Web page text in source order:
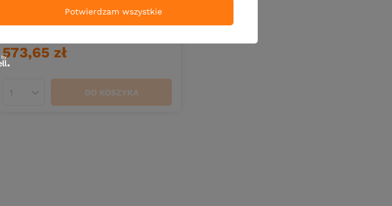
Kołowrotek Daiwa 22 Prorex V LT
4000-C
573,65 zł
Ilość produktów DO KOSZYKA
Potwierdzam wszystkie